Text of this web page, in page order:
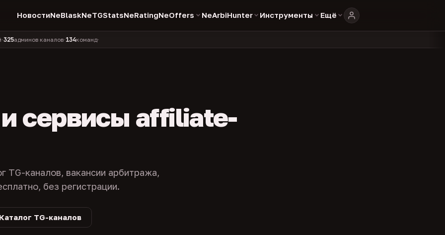
НовостиNeBlaskNeTGStatsNeRatingNeOffers NeArbiHunter Инструменты Ещё
каналов•134команд• 11 990
сервисы affiliate-
TG-каналов, вакансии арбитража,
без регистрации.
TG-каналов